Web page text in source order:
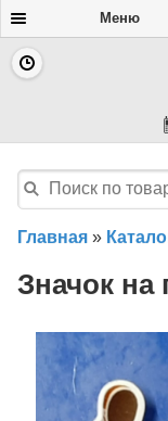
Меню
Главная »
Значок на